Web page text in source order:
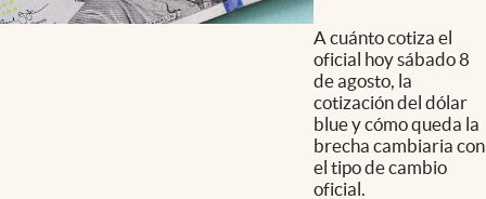
A cuánto cotiza el
oficial hoy sábado 8
de agosto, la
cotización del dólar
blue y cómo queda la
brecha cambiaria con
el tipo de cambio
oficial.